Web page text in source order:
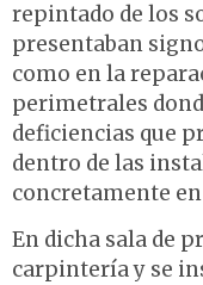
repintado de los
presentaban
como en la
perimetrales
deficiencias que
dentro de las
concretamente
En dicha sala de
carpintería y se